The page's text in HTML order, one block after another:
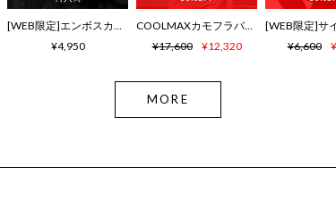
[WEB限定]エンボスカラーロゴ シャワーサンダル
¥4,950
COOLMAXカモフラバニー鹿の子ポロシャツ
¥17,600
¥12,320 ¥6,600
MORE